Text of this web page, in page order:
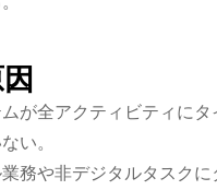
が全アクティビティにタ
い。
務や非デジタルタスク